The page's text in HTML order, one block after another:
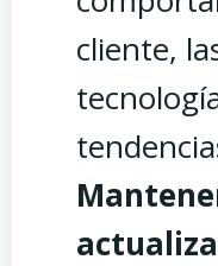
cliente,